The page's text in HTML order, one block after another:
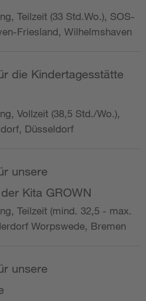
Teilzeit (33 Std.Wo.), SOS-
Friesland, Wilhelmshaven
die Kindertagesstätte
Vollzeit (38,5 Std./Wo.),
Düsseldorf
unsere
Kita GROWN
Teilzeit (mind. 32,5 - max.
Worpswede, Bremen
unsere